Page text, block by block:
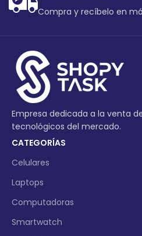
Compra y recíbelo en
Empresa dedicada a la venta
tecnológicos del mercado.
CATEGORÍAS
Celulares
Laptops
Computadoras
Smartwatch